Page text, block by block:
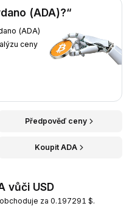
(ADA)?“
(ADA)
ceny
Předpověď ceny
Koupit ADA
vůči USD
za 0.197291 $.